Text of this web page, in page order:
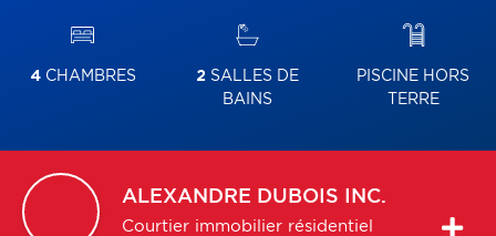
4CHAMBRES 2 SALLES DE
BAINS
PISCINE HORS
TERRE
ALEXANDRE DUBOIS INC.
Courtier immobilier résidentiel